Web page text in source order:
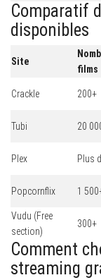
Comparatif
disponibles
Site
films
Crackle 200+
Tubi 20
Plex Plus
Popcornflix 1
Vudu (Free
section)
300+
Comment
streaming